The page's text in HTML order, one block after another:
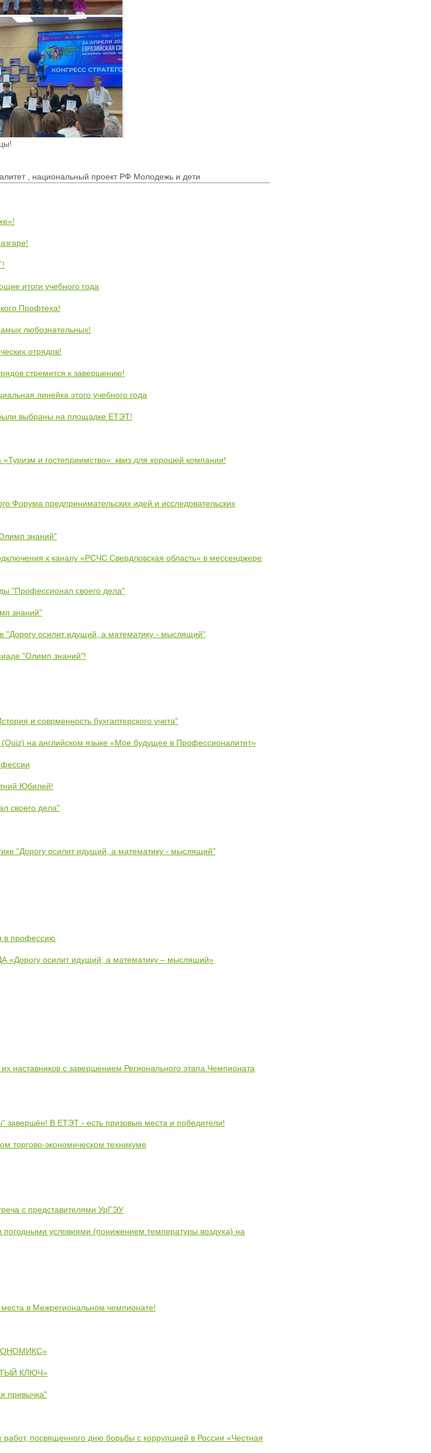
, национальный проект РФ Молодежь и дети
итоги учебного года
Профтеха!
любознательных!
отрядов!
стремится к завершению!
линейка этого учебного года
выбраны на площадке ЕТЭТ!
и гостеприимство»: квиз для хорошей компании!
Форума предпринимательских идей и исследовательских
знаний"
к каналу «РСЧС Свердловская область» в мессенджере
"Профессионал своего дела"
знаний"
осилит идущий, а математику - мыслящий"
"Олимп знаний"!
и соврменность бухгалтерского учета"
(Quiz) на английском языке «Мое будущее в Профессионалитет»
Юбилей!
своего дела"
"Дорогу осилит идущий, а математику - мыслящий"
в профессию
осилит идущий, а математику – мыслящий»
наставников с завершением Регионального этапа Чемпионата
завершён! В ЕТЭТ - есть призовые места и победители!
торгово-экономическом техникуме
с представителями УрГЭУ
погодными условиями (понижением температуры воздуха) на
в Межрегиональном чемпионате!
КЛЮЧ»
привычка"
работ, посвященного дню борьбы с коррупцией в России «Честная